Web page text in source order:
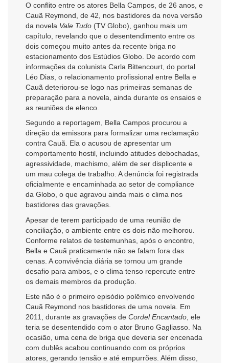
O conflito entre os atores Bella Campos, de 26 anos, e
Cauã Reymond, de 42, nos bastidores da nova versão
da novela Vale Tudo (TV Globo), ganhou mais um
capítulo, revelando que o desentendimento entre os
dois começou muito antes da recente briga no
estacionamento dos Estúdios Globo. De acordo com
informações da colunista Carla Bittencourt, do portal
Léo Dias, o relacionamento profissional entre Bella e
Cauã deteriorou-se logo nas primeiras semanas de
preparação para a novela, ainda durante os ensaios e
as reuniões de elenco.
Segundo a reportagem, Bella Campos procurou a
direção da emissora para formalizar uma reclamação
contra Cauã. Ela o acusou de apresentar um
comportamento hostil, incluindo atitudes debochadas,
agressividade, machismo, além de ser displicente e
um mau colega de trabalho. A denúncia foi registrada
oficialmente e encaminhada ao setor de compliance
da Globo, o que agravou ainda mais o clima nos
bastidores das gravações.
Apesar de terem participado de uma reunião de
conciliação, o ambiente entre os dois não melhorou.
Conforme relatos de testemunhas, após o encontro,
Bella e Cauã praticamente não se falam fora das
cenas. A convivência diária se tornou um grande
desafio para ambos, e o clima tenso repercute entre
os demais membros da produção.
Este não é o primeiro episódio polêmico envolvendo
Cauã Reymond nos bastidores de uma novela. Em
2011, durante as gravações de Cordel Encantado , ele
teria se desentendido com o ator Bruno Gagliasso. Na
ocasião, uma cena de briga que deveria ser encenada
com dublês acabou continuando com os próprios
atores, gerando tensão e até empurrões. Além disso,